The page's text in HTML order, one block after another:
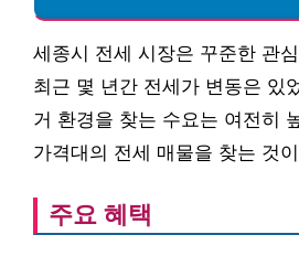
세종시 전세 시장은 꾸준한 관
최근 몇 년간 전세가 변동은 있
거 환경을 찾는 수요는 여전히
가격대의 전세 매물을 찾는 것
주요 혜택